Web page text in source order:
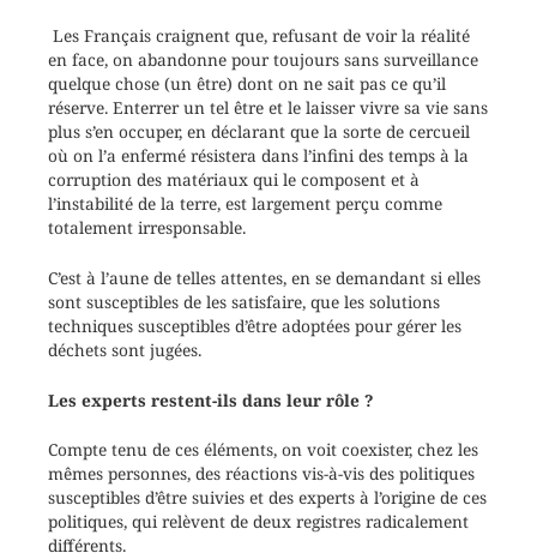
Les Français craignent que, refusant de voir la réalité
en face, on abandonne pour toujours sans surveillance
quelque chose (un être) dont on ne sait pas ce qu’il
réserve. Enterrer un tel être et le laisser vivre sa vie sans
plus s’en occuper, en déclarant que la sorte de cercueil
où on l’a enfermé résistera dans l’infini des temps à la
corruption des matériaux qui le composent et à
l’instabilité de la terre, est largement perçu comme
totalement irresponsable.
C’est à l’aune de telles attentes, en se demandant si elles
sont susceptibles de les satisfaire, que les solutions
techniques susceptibles d’être adoptées pour gérer les
déchets sont jugées.
Les experts restent-ils dans leur rôle ?
Compte tenu de ces éléments, on voit coexister, chez les
mêmes personnes, des réactions vis-à-vis des politiques
susceptibles d’être suivies et des experts à l’origine de ces
politiques, qui relèvent de deux registres radicalement
différents.